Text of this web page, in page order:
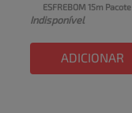
ESFREBOM 15m Pacote
1un
Indisponível
ADICIONAR